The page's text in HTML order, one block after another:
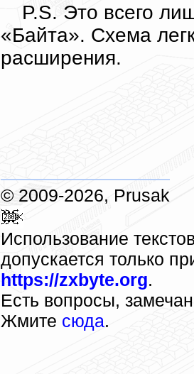
P.S. Это всего
«Байта». Схема
расширения.
© 2009-2026, Prusak
Использование
допускается только
https://zxbyte.org.
Есть вопросы,
Жмите сюда.